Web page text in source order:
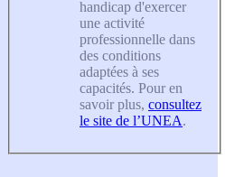
handicap d'exercer
une activité
professionnelle dans
des conditions
adaptées à ses
capacités. Pour en
savoir plus, consultez
le site de l’UNEA.